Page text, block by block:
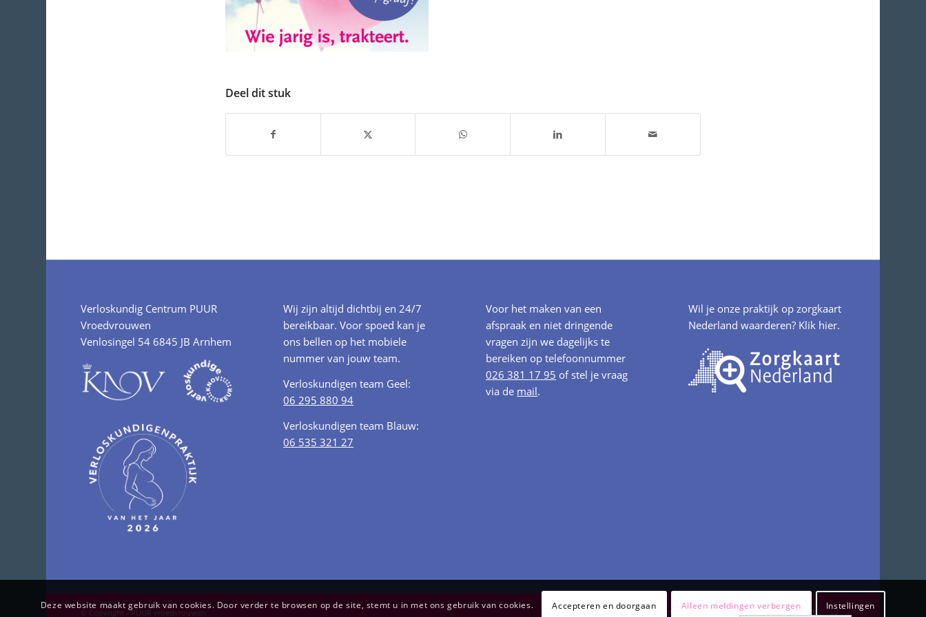
Deel dit stuk
Verloskundig Centrum PUUR
Vroedvrouwen
Venlosingel 54 6845 JB Arnhem
Wij zijn altijd dichtbij en 24/7
bereikbaar. Voor spoed kan je
ons bellen op het mobiele
nummer van jouw team.
Verloskundigen team Geel:
06 295 880 94
Verloskundigen team Blauw:
06 535 321 27
Voor het maken van een
afspraak en niet dringende
vragen zijn we dagelijks te
bereiken op telefoonnummer
026 381 17 95 of stel je vraag
via de mail.
Wil je onze praktijk op zorgkaart
Nederland waarderen? Klik hier.
© Copyright - PUUR vroedvrouwen Klachteninformatie Privacy
Deze website maakt gebruik van cookies. Door verder te browsen op de site, stemt u in met ons gebruik van cookies. Accepteren en doorgaan Alleen meldingen verbergen Instellingen